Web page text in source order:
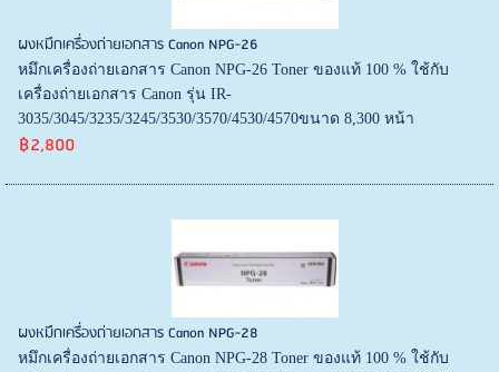
ผงหมึกเครื่องถ่ายเอกสาร Canon NPG-26
หมึกเครื่องถ่ายเอกสาร Canon NPG-26 Toner ของแท้ 100 % ใช้กับ
เครื่องถ่ายเอกสาร Canon รุ่น IR-
3035/3045/3235/3245/3530/3570/4530/4570ขนาด 8,300 หน้า
฿2,800
ผงหมึกเครื่องถ่ายเอกสาร Canon NPG-28
หมึกเครื่องถ่ายเอกสาร Canon NPG-28 Toner ของแท้ 100 % ใช้กับ